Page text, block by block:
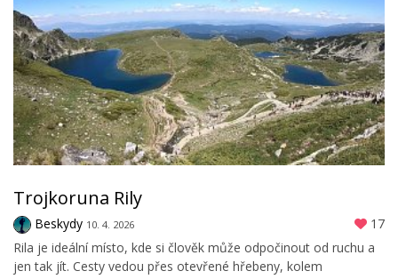
Trojkoruna Rily
Beskydy 10. 4. 2026
17
Rila je ideální místo, kde si člověk může odpočinout od ruchu a
jen tak jít. Cesty vedou přes otevřené hřebeny, kolem